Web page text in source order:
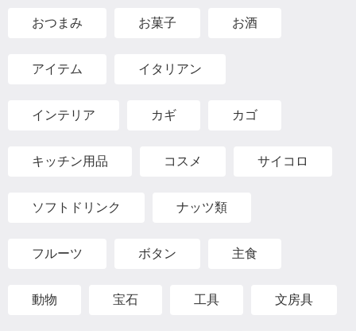
おつまみ お菓子 お酒
アイテム イタリアン
インテリア カギ カゴ
キッチン用品 コスメ サイコロ
ソフトドリンク ナッツ類
フルーツ ボタン 主食
動物 宝石 工具 文房具